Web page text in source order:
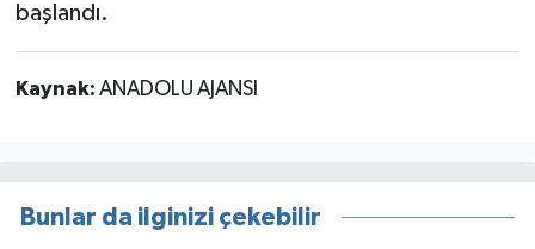
başlandı.
Kaynak: ANADOLU AJANSI
Bunlar da ilginizi çekebilir